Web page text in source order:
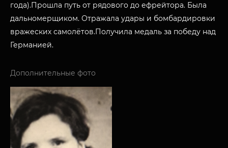
года).Прошла путь от рядового до ефрейтора. Была
дальномерщиком. Отражала удары и бомбардировки
вражеских самолётов.Получила медаль за победу над
Германией.
Дополнительные фото